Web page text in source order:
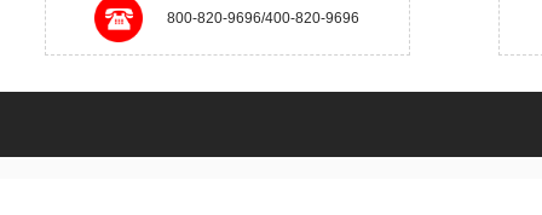
800-820-9696/400-820-9696